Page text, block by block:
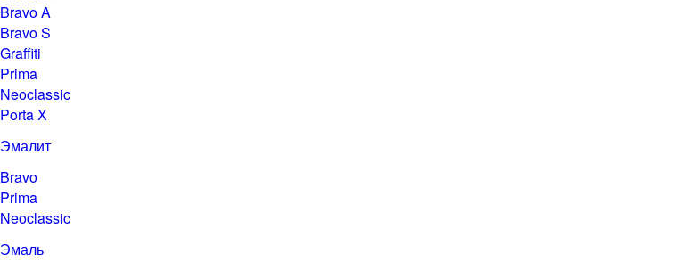
Bravo A
Bravo S
Graffiti
Prima
Neoclassic
Porta X
Эмалит
Bravo
Prima
Neoclassic
Эмаль